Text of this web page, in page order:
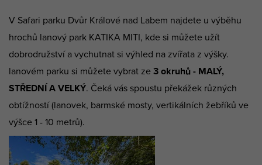
V Safari parku Dvůr Králové nad Labem najdete u výběhu
hrochů lanový park KATIKA MITI, kde si můžete užít
dobrodružství a vychutnat si výhled na zvířata z výšky.
lanovém parku si můžete vybrat ze 3 okruhů - MALÝ,
STŘEDNÍ A VELKÝ. Čeká vás spoustu překážek různých
obtížností (lanovek, barmské mosty, vertikálních žebříků ve
výšce 1 - 10 metrů).